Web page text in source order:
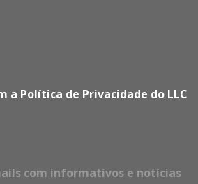
a Política de Privacidade do LLC
com informativos e notícias